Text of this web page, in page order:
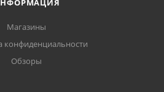
Магазины
конфиденциальности
Обзоры